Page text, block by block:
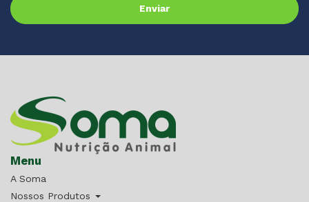
Menu
A Soma
Nossos Produtos